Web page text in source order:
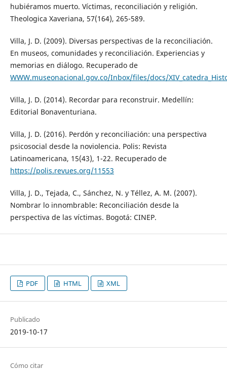
hubiéramos muerto. Víctimas, reconciliación y religión.
Theologica Xaveriana, 57(164), 265-589.
Villa, J. D. (2009). Diversas perspectivas de la reconciliación.
En museos, comunidades y reconciliación. Experiencias y
memorias en diálogo. Recuperado de
WWW.museonacional.gov.co/Inbox/files/docs/
Villa, J. D. (2014). Recordar para reconstruir. Medellín:
Editorial Bonaventuriana.
Villa, J. D. (2016). Perdón y reconciliación: una perspectiva
psicosocial desde la noviolencia. Polis: Revista
Latinoamericana, 15(43), 1-22. Recuperado de
https://polis.revues.org/11553
Villa, J. D., Tejada, C., Sánchez, N. y Téllez, A. M. (2007).
Nombrar lo innombrable: Reconciliación desde la
perspectiva de las víctimas. Bogotá: CINEP.
PDF HTML XML
Publicado
2019-10-17
Cómo citar